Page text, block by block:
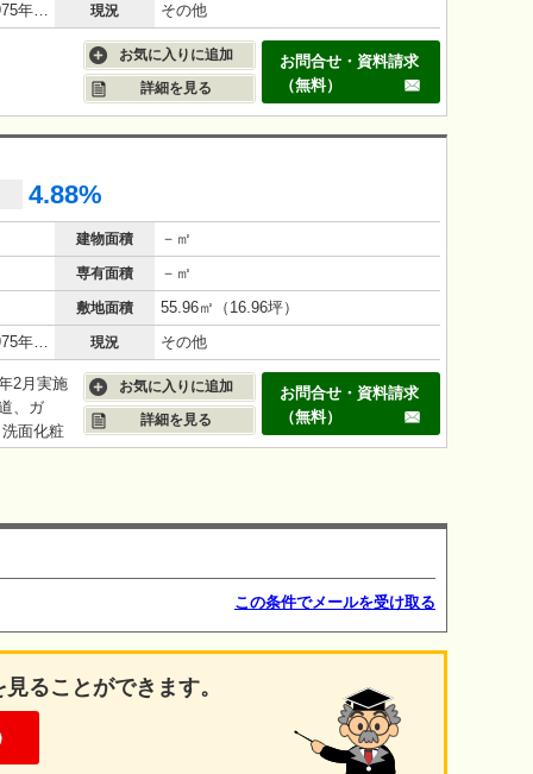
鉄筋コンクリート（RC造）/51年(1975年1月)
現況 その他
お気に入りに追加
詳細を見る
お問合せ・資料請求
（無料）
4.88%
建物面積 －㎡
専有面積 －㎡
敷地面積
55.96㎡（16.96坪）
鉄筋コンクリート（RC造）/51年(1975年8月)
現況 その他
2月実施
、ガ
面化粧
お気に入りに追加
詳細を見る
お問合せ・資料請求
（無料）
この条件でメールを受け取る
ることができます。